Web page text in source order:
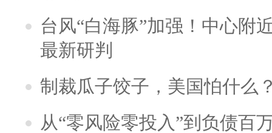
台风“白海豚”加强！中心附
最新研判
制裁瓜子饺子，美国怕什么
从“零风险零投入”到负债百